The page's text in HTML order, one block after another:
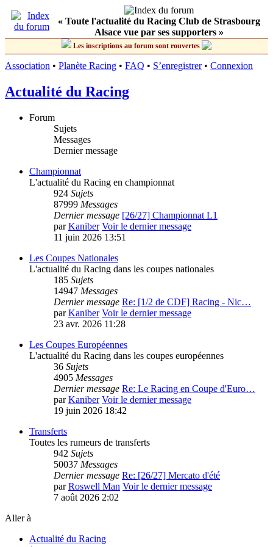
« Toute l'actualité du Racing Club de Strasbourg
Alsace vue par ses supporters »
Les inscriptions au forum sont rouvertes
Association • Planète Racing • FAQ • S’enregistrer• Connexion
Actualité du Racing
Forum
Sujets
Messages
Dernier message
Championnat
L'actualité du Racing en championnat
924 Sujets
87999 Messages
Dernier message [26/27] Championnat L1
parKaniber Voir le dernier message
11 juin 2026 13:51
Les Coupes Nationales
L'actualité du Racing dans les coupes nationales
185 Sujets
14947 Messages
Dernier message Re: [1/2 de CDF] Racing - Nic…
parKaniber Voir le dernier message
23 avr. 2026 11:28
Les Coupes Européennes
L'actualité du Racing dans les coupes européennes
36 Sujets
4905 Messages
Dernier message Re: Le Racing en Coupe d'Euro…
parKaniber Voir le dernier message
19 juin 2026 18:42
Transferts
Toutes les rumeurs de transferts
942 Sujets
50037 Messages
Dernier message Re: [26/27] Mercato d'été
parRoswell Man Voir le dernier message
7 août 2026 2:02
Aller à
Actualité du Racing